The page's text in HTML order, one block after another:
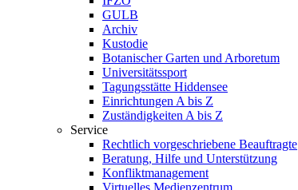
GULB
Archiv
Kustodie
Botanischer Garten und Arboretum
Universitätssport
Tagungsstätte Hiddensee
Einrichtungen A bis Z
Zuständigkeiten A bis Z
Service
Rechtlich vorgeschriebene Beauftragte
Beratung, Hilfe und Unterstützung
Konfliktmanagement
Virtuelles Medienzentrum